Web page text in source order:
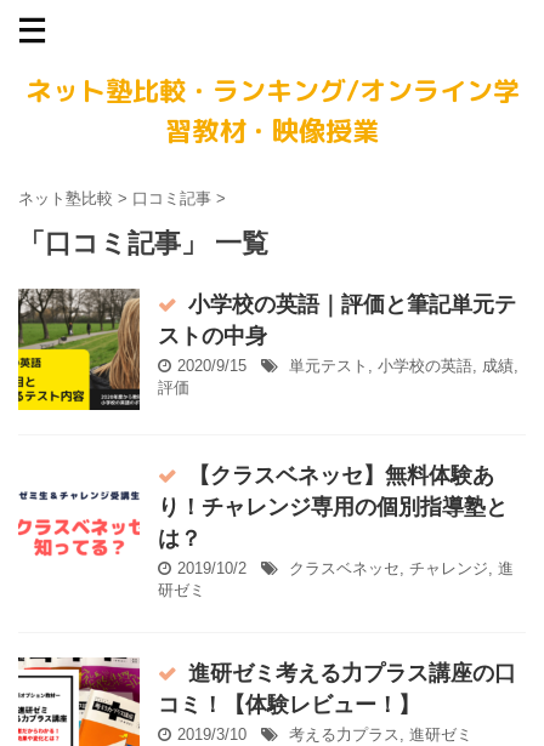
ネット塾比較・ランキング/オンライン学
習教材・映像授業
ネット塾比較 > 口コミ記事 >
「口コミ記事」 一覧
小学校の英語｜評価と筆記単元テ
ストの中身
2020/9/15 単元テスト , 小学校の英語, 成績,
評価
【クラスベネッセ】無料体験あ
り！チャレンジ専用の個別指導塾と
は？
2019/10/2 クラスベネッセ, チャレンジ, 進
研ゼミ
進研ゼミ考える力プラス講座の口
コミ！【体験レビュー！】
2019/3/10 考える力プラス, 進研ゼミ